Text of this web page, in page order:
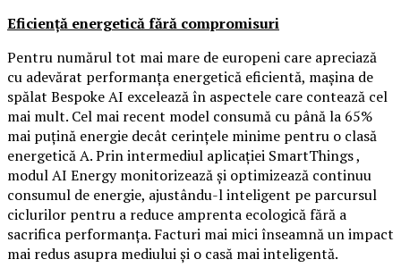
Eficiență energetică fără compromisuri
Pentru numărul tot mai mare de europeni care apreciază
cu adevărat performanța energetică eficientă, mașina de
spălat Bespoke AI excelează în aspectele care contează cel
mai mult. Cel mai recent model consumă cu până la 65%
mai puțină energie decât cerințele minime pentru o clasă
energetică A. Prin intermediul aplicației SmartThings ,
modul AI Energy monitorizează și optimizează continuu
consumul de energie, ajustându-l inteligent pe parcursul
ciclurilor pentru a reduce amprenta ecologică fără a
sacrifica performanța. Facturi mai mici înseamnă un impact
mai redus asupra mediului și o casă mai inteligentă.